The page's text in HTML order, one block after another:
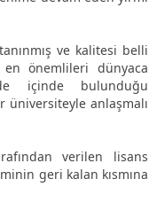
ve kalitesi belli
önemlileri dünyaca
içinde bulunduğu
anlaşmalı
verilen lisans
geri kalan kısmına